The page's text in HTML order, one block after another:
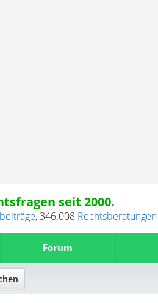
seit 2000.
,346.008 Rechtsberatungen
Forum